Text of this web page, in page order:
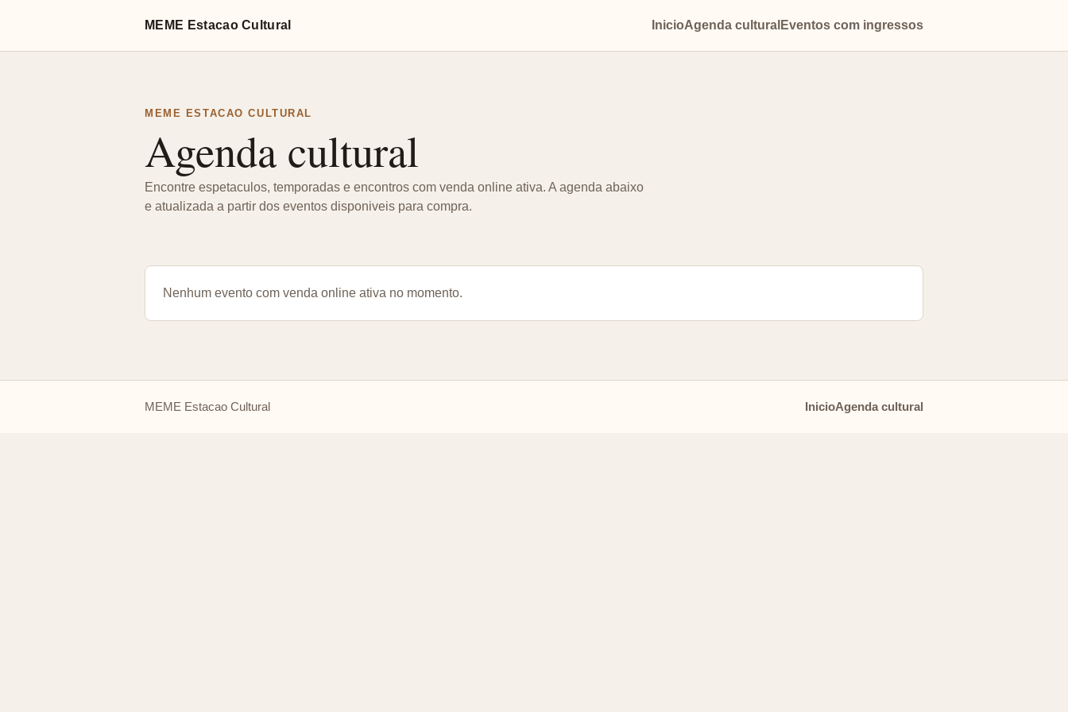
MEME Estacao Cultural InicioAgenda cultural Eventos com ingressos
MEME ESTACAO CULTURAL
Agenda cultural
Encontre espetaculos, temporadas e encontros com venda online ativa. A agenda abaixo
e atualizada a partir dos eventos disponiveis para compra.
Nenhum evento com venda online ativa no momento.
MEME Estacao Cultural InicioAgenda cultural